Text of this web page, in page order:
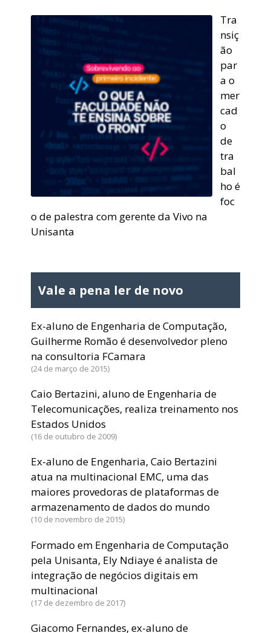
Tra
nsiç
ão
par
a o
mer
cad
o
de
tra
bal
ho é
foc
o de palestra com gerente da Vivo na
Unisanta
Vale a pena ler de novo
Ex-aluno de Engenharia de Computação,
Guilherme Romão é desenvolvedor pleno
na consultoria FCamara
24 de março de 2015
Caio Bertazini, aluno de Engenharia de
Telecomunicações, realiza treinamento nos
Estados Unidos
16 de outubro de 2009
Ex-aluno de Engenharia, Caio Bertazini
atua na multinacional EMC, uma das
maiores provedoras de plataformas de
armazenamento de dados do mundo
10 de novembro de 2015
Formado em Engenharia de Computação
pela Unisanta, Ely Ndiaye é analista de
integração de negócios digitais em
multinacional
17 de dezembro de 2017
Giacomo Fernandes, ex-aluno de